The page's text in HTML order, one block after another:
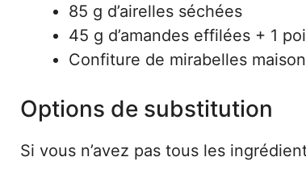
85 g d’airelles séchées
45 g d’amandes effilées + 1
Confiture de mirabelles
Options de substitution
Si vous n’avez pas tous les